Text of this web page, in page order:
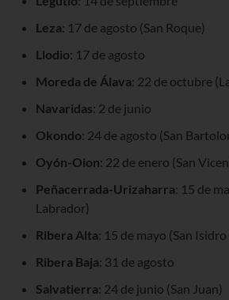
Leza: 17 de agosto (San Roque)
Llodio: 17 de agosto
Moreda de Álava: 22 de octubre
Navaridas: 2 de junio
Okondo: 24 de agosto (San
Oyón-Oion: 22 de enero (San
Peñacerrada-Urizaharra: 15 de
Labrador)
Ribera Alta: 15 de mayo (San
Ribera Baja: 31 de agosto
Salvatierra: 24 de junio (San Juan)